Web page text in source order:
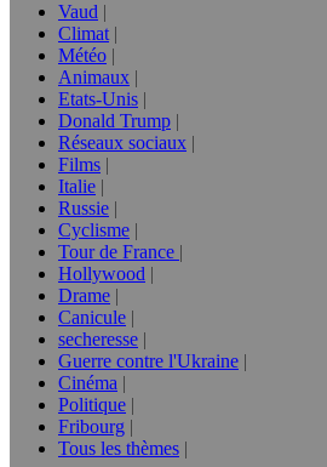
Vaud
Climat
Météo
Animaux
Etats-Unis
Donald Trump
Réseaux sociaux
Films
Italie
Russie
Cyclisme
Tour de France
Hollywood
Drame
Canicule
secheresse
Guerre contre l'Ukraine
Cinéma
Politique
Fribourg
Tous les thèmes